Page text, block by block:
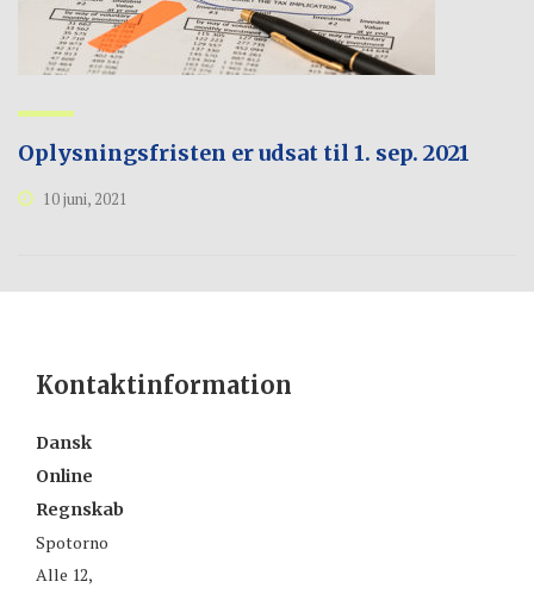
Oplysningsfristen er udsat til 1. sep. 2021
10 juni, 2021
Kontaktinformation
Dansk
Online
Regnskab
Spotorno
Alle 12,